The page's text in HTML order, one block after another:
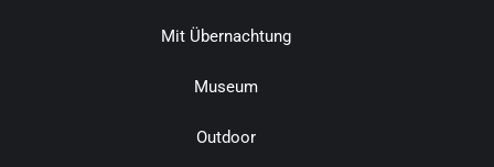
Mit Übernachtung
Museum
Outdoor